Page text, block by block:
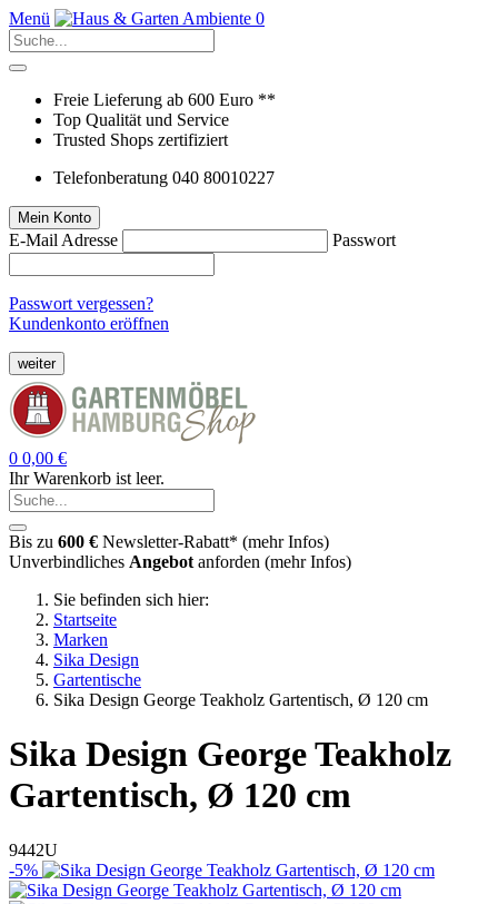
Menü 0
Freie Lieferung ab 600 Euro **
Top Qualität und Service
Trusted Shops zertifiziert
Telefonberatung 040 80010227
Mein Konto
E-Mail Adresse Passwort
Passwort vergessen?
Kundenkonto eröffnen
weiter
0 0,00 €
Ihr Warenkorb ist leer.
Bis zu 600 € Newsletter-Rabatt* (mehr Infos)
Unverbindliches Angebot anforden (mehr Infos)
Sie befinden sich hier:
Startseite
Marken
Sika Design
Gartentische
Sika Design George Teakholz Gartentisch, Ø 120 cm
Sika Design George Teakholz
Gartentisch, Ø 120 cm
9442U
-5%